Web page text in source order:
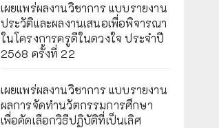
เผยแพร่ผลงานวิชาการ แบบรายงาน
ประวัติและผลงานเสนอเพื่อพิจารณา
ในโครงการครูดีในดวงใจ ประจำปี
2568 ครั้งที่ 22
เผยแพร่ผลงานวิชาการ แบบรายงาน
ผลการจัดทำนวัตกรรมการศึกษา
เพื่อคัดเลือกวิธีปฏิบัติที่เป็นเลิศ